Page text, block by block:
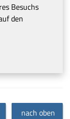
Besuchs
den
nach oben